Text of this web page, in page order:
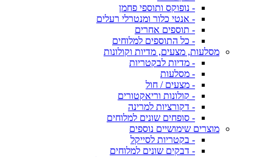
- נופוקס ותוספי פחמן
- אנטי כלור ומנטרלי רעלים
- תוספים אחרים
- כל התוספים למלוחים
מסלעות, מצעים, מדיות וקולונות
- מדיות לבקטריות
- מסלעות
- מצעים / חול
- קולונות וריאקטורים
- דקורציות למרינה
- סופחים שונים למלוחים
מוצרים שימושיים נוספים
- בקטריות לסייקל
- דבקים שונים למלוחים